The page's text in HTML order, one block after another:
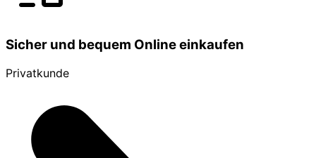
Sicher und bequem Online einkaufen
Privatkunde